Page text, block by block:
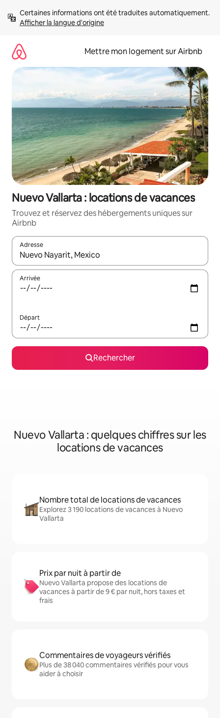
directement
Afficher la langue d'origine
Mettre mon logement sur Airbnb
Nuevo Vallarta : locations de vacances
Trouvez et réservez des hébergements uniques sur
Airbnb
Adresse
Lorsque les résultats s'affichent, utilisez les flèches vers le
Arrivée
Départ
Rechercher
Nuevo Vallarta : quelques chiffres sur les
locations de vacances
Nombre total de locations de vacances
Explorez 3 190 locations de vacances à Nuevo
Vallarta
Prix par nuit à partir de
Nuevo Vallarta propose des locations de
vacances à partir de 9 € par nuit, hors taxes et
frais
Commentaires de voyageurs vérifiés
Plus de 38 040 commentaires vérifiés pour vous
aider à choisir